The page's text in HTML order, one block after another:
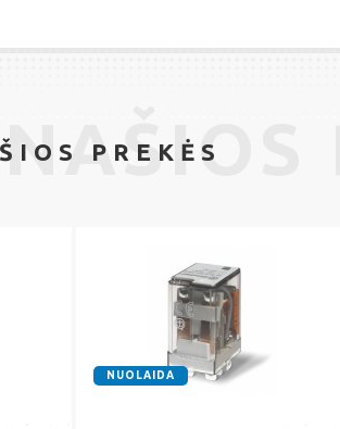
PREKĖS
NUOLAIDA